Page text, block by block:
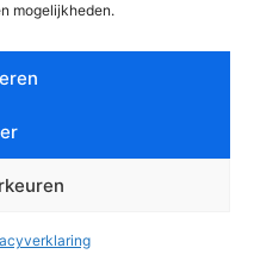
mogelijkheden.
Law 2026
Boiler